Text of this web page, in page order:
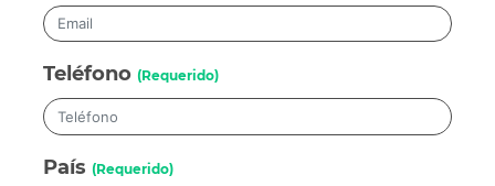
Teléfono (Requerido)
País (Requerido)